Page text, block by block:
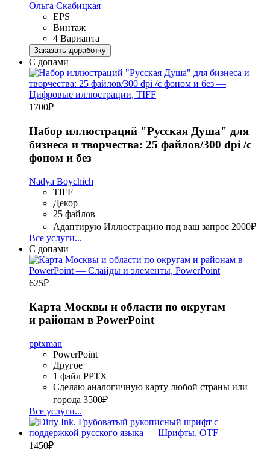
Ольга Скабицкая
EPS
Винтаж
4 Варианта
Заказать доработку
С допами
1700₽
Набор иллюстраций "Русская Душа" для
бизнеса и творчества: 25 файлов/300 dpi /с
фоном и без
Nadya Boychich
TIFF
Декор
25 файлов
Адаптирую Иллюстрацию под ваш запрос 2000₽
Все услуги...
С допами
625₽
Карта Москвы и области по округам
и районам в PowerPoint
pptxman
PowerPoint
Другое
1 файл PPTX
Сделаю аналогичную карту любой страны или
города 3500₽
Все услуги...
1450₽